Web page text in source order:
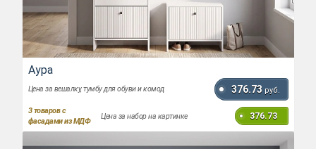
Аура
Цена за вешалку, тумбу для обуви и комод 376.73 руб.
3 товаров с
фасадами из МДФ
Цена за набор на картинке 376.73